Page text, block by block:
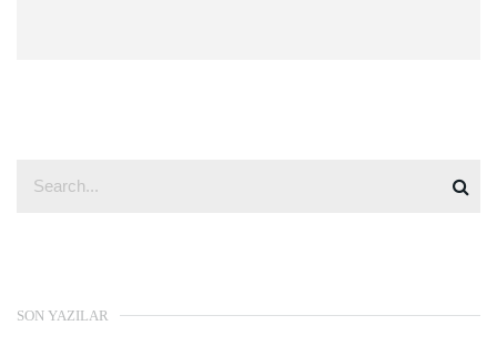
SON YAZILAR